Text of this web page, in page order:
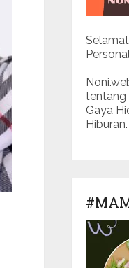
tentang
Gaya